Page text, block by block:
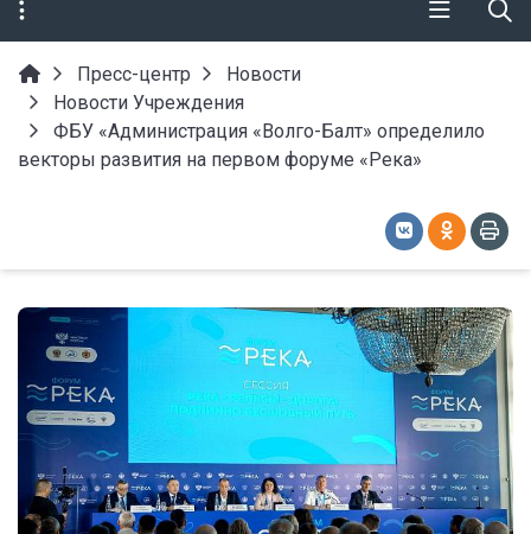
Пресс-центр
Новости
Новости Учреждения
ФБУ «Администрация «Волго-Балт» определило
векторы развития на первом форуме «Река»